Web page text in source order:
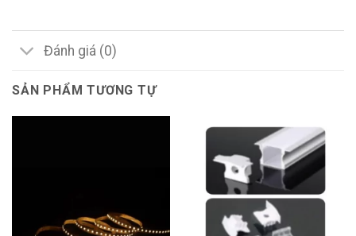
Đánh giá (0)
SẢN PHẨM TƯƠNG TỰ